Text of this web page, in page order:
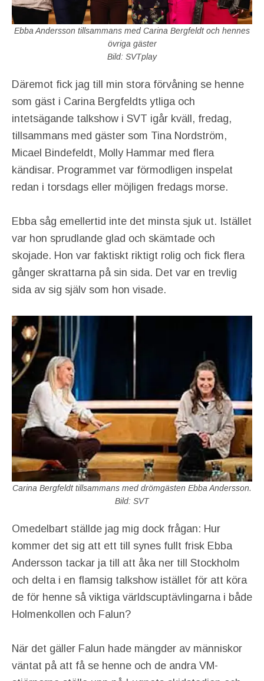
Ebba Andersson tillsammans med Carina Bergfeldt och hennes
övriga gäster
Bild: SVTplay
Däremot fick jag till min stora förvåning se henne
som gäst i Carina Bergfeldts ytliga och
intetsägande talkshow i SVT igår kväll, fredag,
tillsammans med gäster som Tina Nordström,
Micael Bindefeldt, Molly Hammar med flera
kändisar. Programmet var förmodligen inspelat
redan i torsdags eller möjligen fredags morse.
Ebba såg emellertid inte det minsta sjuk ut. Istället
var hon sprudlande glad och skämtade och
skojade. Hon var faktiskt riktigt rolig och fick flera
gånger skrattarna på sin sida. Det var en trevlig
sida av sig själv som hon visade.
Carina Bergfeldt tillsammans med drömgästen Ebba Andersson.
Bild: SVT
Omedelbart ställde jag mig dock frågan: Hur
kommer det sig att ett till synes fullt frisk Ebba
Andersson tackar ja till att åka ner till Stockholm
och delta i en flamsig talkshow istället för att köra
de för henne så viktiga världscuptävlingarna i både
Holmenkollen och Falun?
När det gäller Falun hade mängder av människor
väntat på att få se henne och de andra VM-